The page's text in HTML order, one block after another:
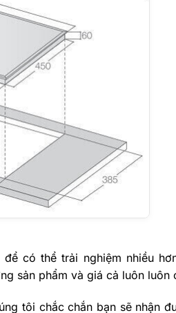
để có thể trải nghiệm nhiều
sản phẩm và giá cả luôn luôn
tôi chắc chắn bạn sẽ nhận